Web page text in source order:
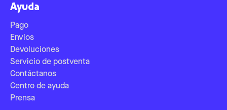
Ayuda
Pago
Envíos
Devoluciones
Servicio de postventa
Contáctanos
Centro de ayuda
Prensa